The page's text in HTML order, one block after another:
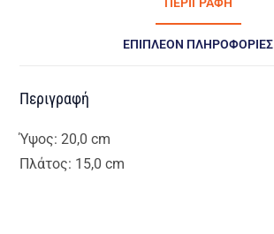
ΠΕΡΙΓΡΑΦΉ
ΕΠΙΠΛΈΟΝ ΠΛΗΡΟΦΟΡΊΕΣ
Περιγραφή
Ύψος: 20,0 cm
Πλάτος: 15,0 cm